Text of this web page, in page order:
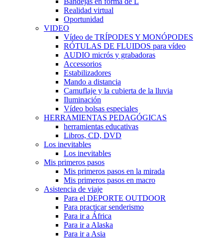
Realidad virtual
Oportunidad
VIDEO
Vídeo de TRÍPODES Y MONÓPODES
RÓTULAS DE FLUIDOS para vídeo
AUDIO micrós y grabadoras
Accessorios
Estabilizadores
Mando a distancia
Camuflaje y la cubierta de la lluvia
Iluminación
Vídeo bolsas especiales
HERRAMIENTAS PEDAGÓGICAS
herramientas educativas
Libros, CD, DVD
Los inevitables
Los inevitables
Mis primeros pasos
Mis primeros pasos en la mirada
Mis primeros pasos en macro
Asistencia de viaje
Para el DEPORTE OUTDOOR
Para practicar senderismo
Para ir a África
Para ir a Alaska
Para ir a Asia